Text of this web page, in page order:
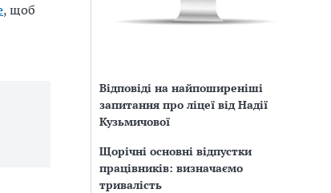
, щоб
Відповіді на найпоширеніші
запитання про ліцеї від Надії
Кузьмичової
Щорічні основні відпустки
працівників: визначаємо
тривалість